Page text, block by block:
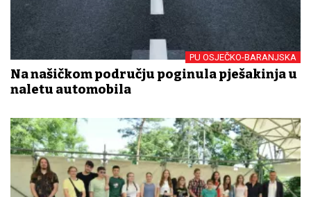
PU OSJEČKO-BARANJSKA
Na našičkom području poginula pješakinja u
naletu automobila